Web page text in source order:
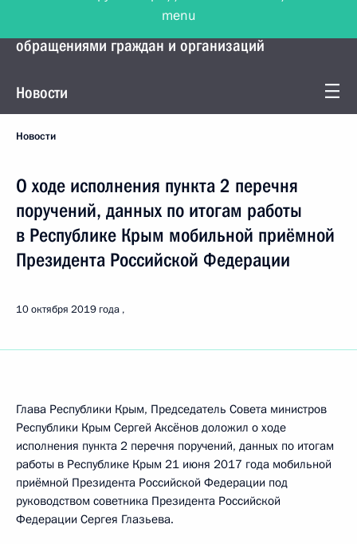
Управление Президента по работе с
обращениями граждан и организаций
Новости
Новости
О ходе исполнения пункта 2 перечня
поручений, данных по итогам работы
в Республике Крым мобильной приёмной
Президента Российской Федерации
10 октября 2019 года
Глава Республики Крым, Председатель Совета министров
Республики Крым Сергей Аксёнов доложил о ходе
исполнения пункта 2 перечня поручений, данных по итогам
работы в Республике Крым 21 июня 2017 года мобильной
приёмной Президента Российской Федерации под
руководством советника Президента Российской
Федерации Сергея Глазьева.